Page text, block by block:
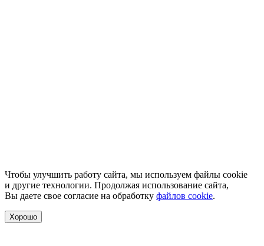
Чтобы улучшить работу сайта, мы используем файлы cookie
и другие технологии. Продолжая использование сайта,
Вы даете свое согласие на обработку файлов cookie.
Хорошо